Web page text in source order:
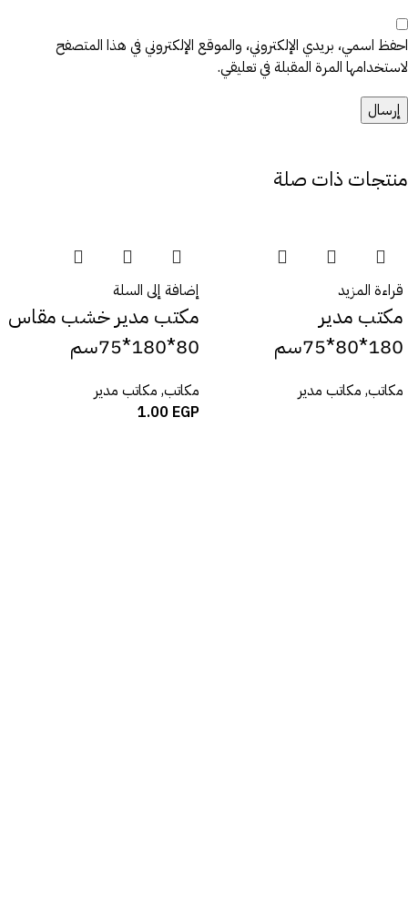
احفظ اسمي، بريدي الإلكتروني، والموقع الإلكتروني في هذا المتصفح
لاستخدامها المرة المقبلة في تعليقي.
منتجات ذات صلة
قراءة المزيد
مكتب مدير
180*80*75سم
مكاتب, مكاتب مدير
إضافة إلى السلة
مكتب مدير خشب مقاس
80*180*75سم
مكاتب, مكاتب مدير
1.00 EGP